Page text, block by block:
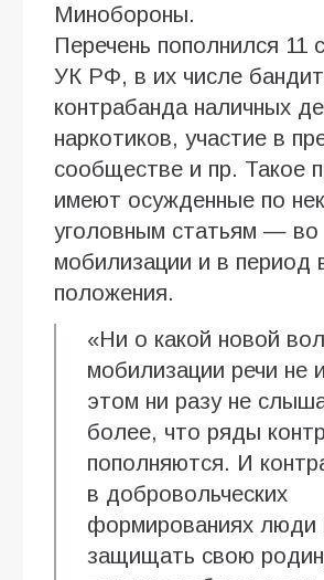
Минобороны.
Перечень пополнился 11
УК РФ, в их числе
контрабанда наличных
наркотиков, участие в
сообществе и пр. Такое
имеют осужденные по
уголовным статьям — во
мобилизации и в период
положения.
«Ни о какой новой
мобилизации речи не
этом ни разу не
более, что ряды
пополняются. И
в добровольческих
формированиях люди
защищать свою